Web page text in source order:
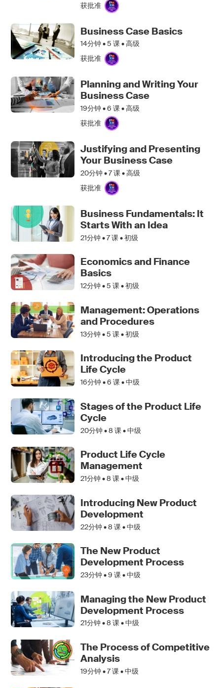
获批准
Business Case Basics
14分钟 •5 课 • 高级
获批准
Planning and Writing Your
Business Case
19分钟 •6 课 • 高级
获批准
Justifying and Presenting
Your Business Case
20分钟 •7课 • 高级
获批准
Business Fundamentals: It
Starts With an Idea
21分钟 •7课 • 初级
Economics and Finance
Basics
12分钟 •5 课 • 初级
Management: Operations
and Procedures
13分钟 •5 课 • 初级
Introducing the Product
Life Cycle
16分钟 •6 课 • 中级
Stages of the Product Life
Cycle
20分钟 •8 课 • 中级
Product Life Cycle
Management
21分钟 •8 课 • 中级
Introducing New Product
Development
22分钟 •8 课 • 中级
The New Product
Development Process
23分钟 •9 课 • 中级
Managing the New Product
Development Process
21分钟 •8 课 • 中级
The Process of Competitive
Analysis
19分钟 •7课 • 中级